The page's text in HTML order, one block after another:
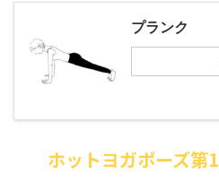
プランク
ホットヨガポーズ第